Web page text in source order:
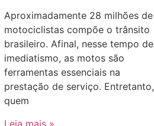
Aproximadamente 28 milhões de
motociclistas compõe o trânsito
brasileiro. Afinal, nesse tempo de
imediatismo, as motos são
ferramentas essenciais na
prestação de serviço. Entretanto,
quem
Leia mais »